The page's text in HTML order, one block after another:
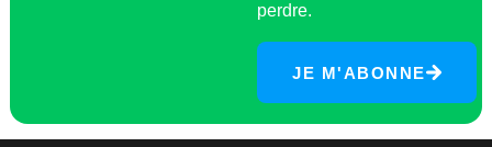
perdre.
JE M'ABONNE